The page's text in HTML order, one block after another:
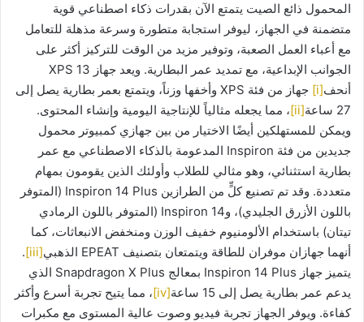
المحمول ذائع الصيت يتمتع الآن بقدرات ذكاء اصطناعي قوية
متضمنة في الجهاز، ليوفر استجابة متطورة وسرعة مذهلة للتعامل
مع أعباء العمل الصعبة، وتوفير مزيد من الوقت للتركيز أكثر على
الجوانب الإبداعية، مع تمديد عمر البطارية. ويعد جهاز XPS 13
أنحف[i]
جهاز من فئة XPS وأخفها وزناً، ويتمتع بعمر بطارية يصل إلى
27 ساعة
[ii]
، مما يجعله مثالياً للإنتاجية اليومية وإنشاء المحتوى.
ويمكن للمستهلكين أيضًا الاختيار من بين جهازي كمبيوتر محمول
جديدين من فئة Inspiron المدعومة بالذكاء الاصطناعي مع عمر
بطارية استثنائي، وهو مثالي للطلاب وأولئك الذين يقومون بمهام
متعددة. وقد تم تصنيع كلٍّ من الطرازين Inspiron 14 Plus (المتوفر
باللون الأزرق الجليدي)، وInspiron 14 (المتوفر باللون الرمادي
تيتان) باستخدام الألومنيوم خفيف الوزن ومنخفض الانبعاثات، كما
أنهما جهازان موفران للطاقة ويتمتعان بتصنيف EPEAT الذهبي
[iii]
.
يتميز جهاز Inspiron 14 Plus بمعالج Snapdragon X Plus الذي
يدعم عمر بطارية يصل إلى 15 ساعة
[iv]
، مما يتيح تجربة أسرع وأكثر
كفاءة. ويوفر الجهاز تجربة فيديو وصوت عالية المستوى مع مكبرات